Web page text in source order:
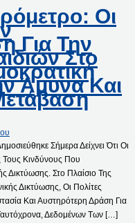
Οι
Για Την
Στο
Άμυνα Και
Σήμερα Δείχνει Ότι Οι
Τους Κινδύνους Που
Δικτύωσης. Στο Πλαίσιο Της
Δικτύωσης, Οι Πολίτες
Και Αυστηρότερη Δράση Για
Δεδομένων Των […]